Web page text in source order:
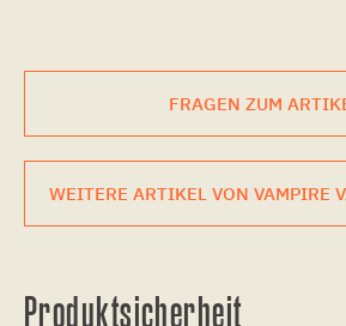
FRAGEN ZUM
WEITERE ARTIKEL VON VAMPIRE
Produktsicherheit